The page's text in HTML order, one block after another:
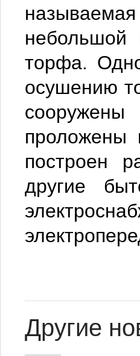
небольшой
торфа.
осушению
сооружены
проложены
построен
другие
Другие